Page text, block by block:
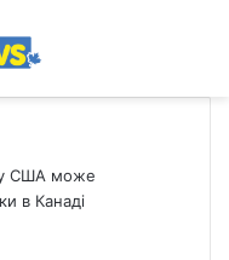
США може
в Канаді